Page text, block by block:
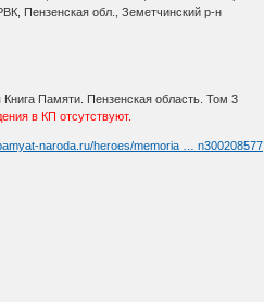
Пензенская обл., Земетчинский р-н
Памяти. Пензенская область. Том 3
в КП отсутствуют.
naroda.ru/heroes/memoria … n300208577